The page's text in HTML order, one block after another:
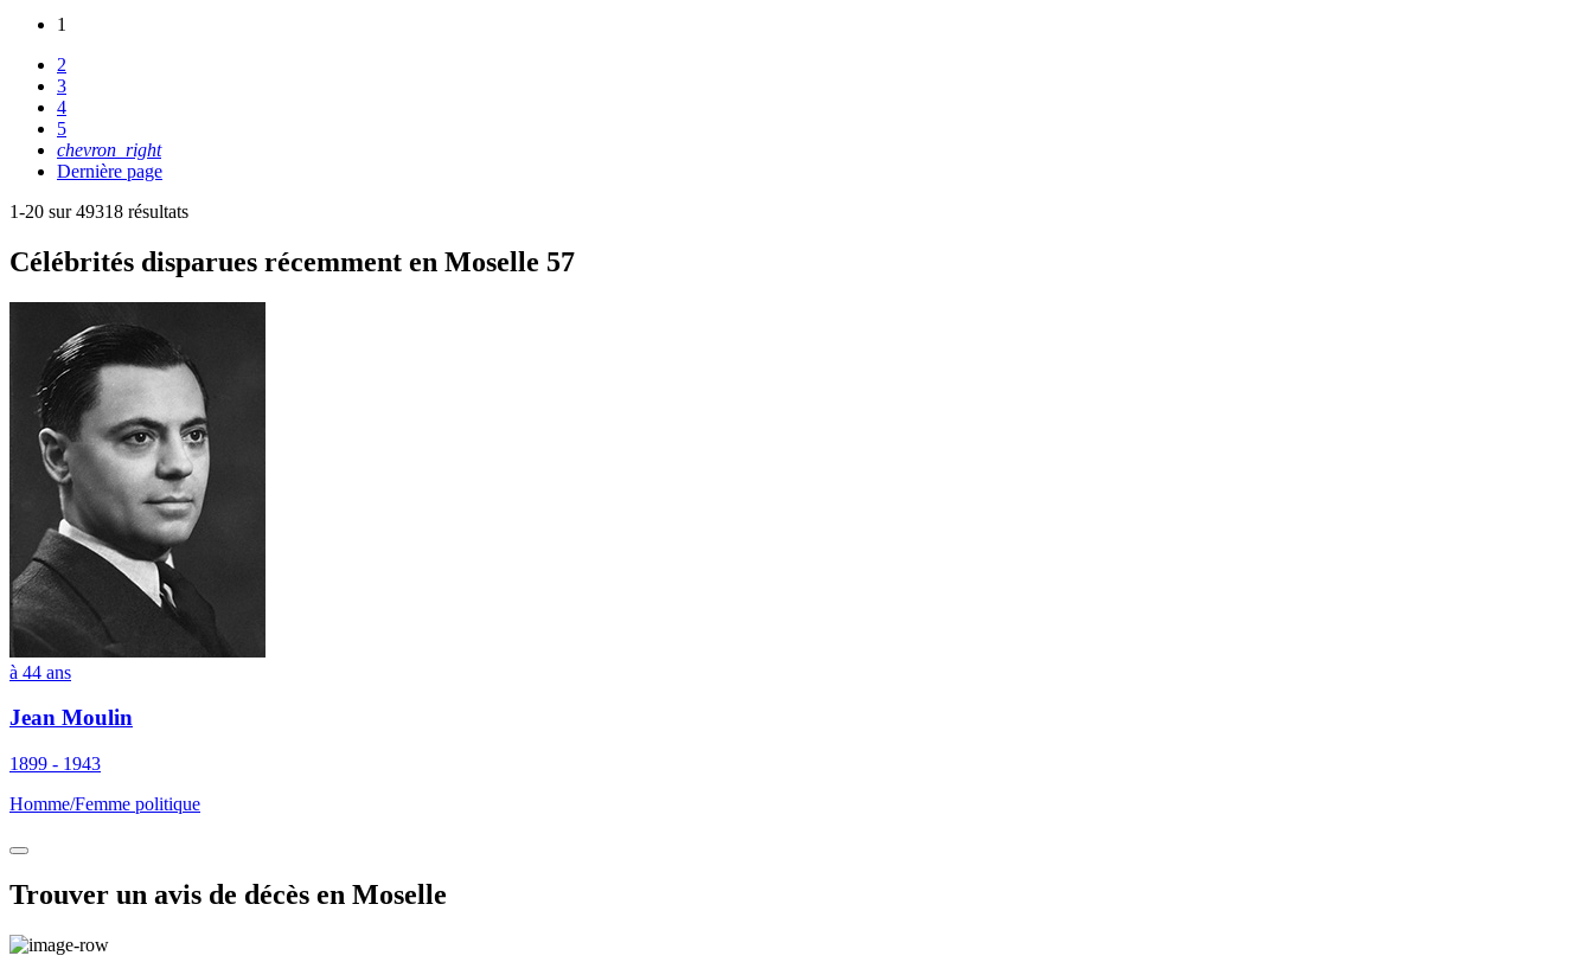
1
2
3
4
5
chevron_right
Dernière page
1-20 sur 49318 résultats
Célébrités disparues récemment en Moselle 57
à 44 ans
Jean Moulin
1899 - 1943
Homme/Femme politique
Trouver un avis de décès en Moselle